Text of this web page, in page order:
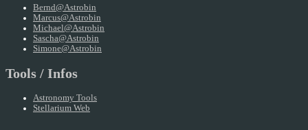
Bernd@Astrobin
Marcus@Astrobin
Michael@Astrobin
Sascha@Astrobin
Simone@Astrobin
Tools / Infos
Astronomy Tools
Stellarium Web